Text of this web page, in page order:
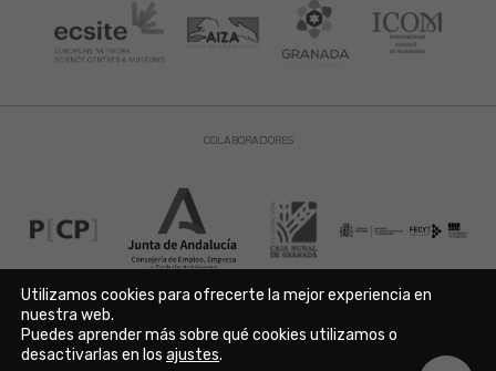
COLABORADORES
Aviso Legal | Política de Privacidad | Política de Cookies
Copyright © 2021. Parque de las Ciencias. Avda. de la Ciencia s/n
Utilizamos cookies para ofrecerte la mejor experiencia en
nuestra web.
Puedes aprender más sobre qué cookies utilizamos o
desactivarlas en los ajustes.